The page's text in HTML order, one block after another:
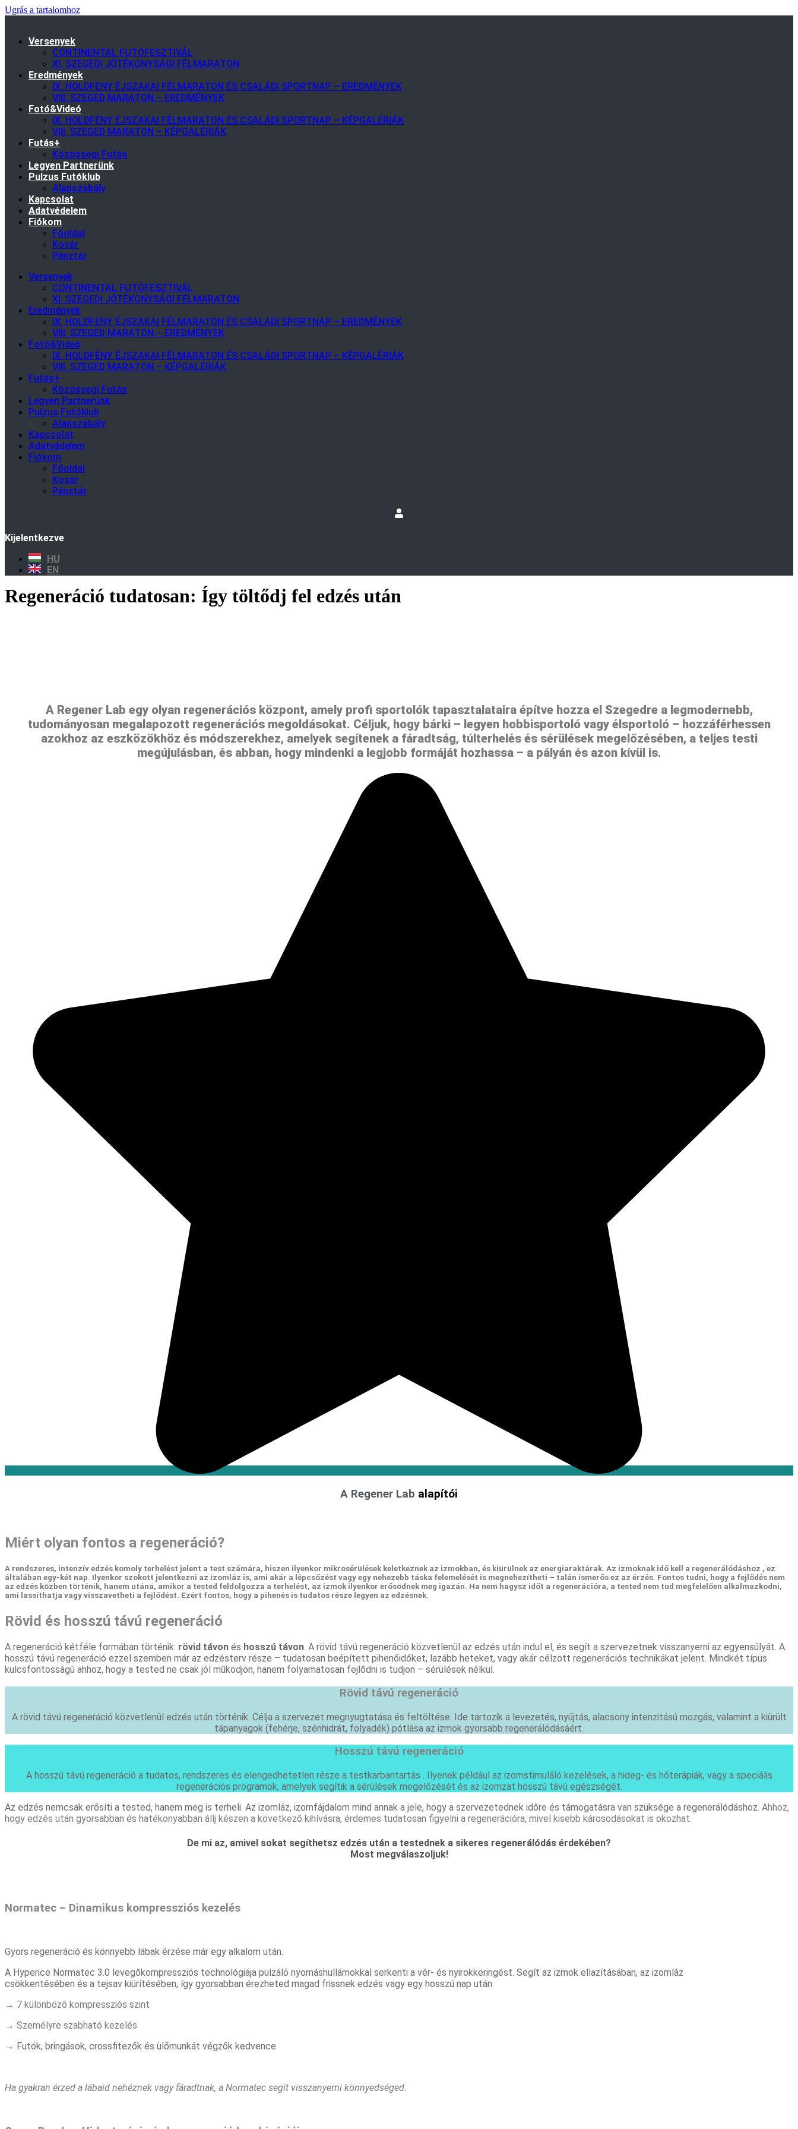
Ugrás a tartalomhoz
Versenyek
CONTINENTAL FUTÓFESZTIVÁL
XI. SZEGEDI JÓTÉKONYSÁGI FÉLMARATON
Eredmények
IX. HOLDFENY ÉJSZAKAI FÉLMARATON ÉS CSALÁDI SPORTNAP – EREDMÉNYEK
VIII. SZEGED MARATON – EREDMÉNYEK
Fotó&Videó
IX. HOLDFÉNY ÉJSZAKAI FÉLMARATON ÉS CSALÁDI SPORTNAP – KÉPGALÉRIÁK
VIII. SZEGED MARATON – KÉPGALÉRIÁK
Futás+
Közössegi Futás
Legyen Partnerünk
Pulzus Futóklub
Alapszabály
Kapcsolat
Adatvédelem
Fiókom
Főoldal
Kosár
Pénztár
Versenyek
CONTINENTAL FUTÓFESZTIVÁL
XI. SZEGEDI JÓTÉKONYSÁGI FÉLMARATON
Eredmények
IX. HOLDFENY ÉJSZAKAI FÉLMARATON ÉS CSALÁDI SPORTNAP – EREDMÉNYEK
VIII. SZEGED MARATON – EREDMÉNYEK
Fotó&Videó
IX. HOLDFÉNY ÉJSZAKAI FÉLMARATON ÉS CSALÁDI SPORTNAP – KÉPGALÉRIÁK
VIII. SZEGED MARATON – KÉPGALÉRIÁK
Futás+
Közössegi Futás
Legyen Partnerünk
Pulzus Futóklub
Alapszabály
Kapcsolat
Adatvédelem
Fiókom
Főoldal
Kosár
Pénztár
Kijelentkezve
HU
EN
Regeneráció tudatosan: Így töltődj fel edzés után
A Regener Lab egy olyan regenerációs központ, amely profi sportolók tapasztalataira építve hozza el Szegedre a legmodernebb,
tudományosan megalapozott regenerációs megoldásokat. Céljuk, hogy bárki – legyen hobbisportoló vagy élsportoló – hozzáférhessen
azokhoz az eszközökhöz és módszerekhez, amelyek segítenek a fáradtság, túlterhelés és sérülések megelőzésében, a teljes testi
megújulásban, és abban, hogy mindenki a legjobb formáját hozhassa – a pályán és azon kívül is.
A Regener Lab alapítói
Miért olyan fontos a regeneráció?
A rendszeres, intenzív edzés komoly terhelést jelent a test számára, hiszen ilyenkor mikrosérülések keletkeznek az izmokban, és kiürülnek az energiaraktárak. Az izmoknak idő kell a regenerálódáshoz , ez
általában egy-két nap. Ilyenkor szokott jelentkezni az izomláz is, ami akár a lépcsőzést vagy egy nehezebb táska felemelését is megnehezítheti – talán ismerős ez az érzés. Fontos tudni, hogy a fejlődés nem
az edzés közben történik, hanem utána, amikor a tested feldolgozza a terhelést, az izmok ilyenkor erősödnek meg igazán. Ha nem hagysz időt a regenerációra, a tested nem tud megfelelően alkalmazkodni,
ami lassíthatja vagy visszavetheti a fejlődést. Ezért fontos, hogy a pihenés is tudatos része legyen az edzésnek.
Rövid és hosszú távú regeneráció
A regeneráció kétféle formában történik: rövid távon és hosszú távon. A rövid távú regeneráció közvetlenül az edzés után indul el, és segít a szervezetnek visszanyerni az egyensúlyát. A
hosszú távú regeneráció ezzel szemben már az edzésterv része – tudatosan beépített pihenőidőket, lazább heteket, vagy akár célzott regenerációs technikákat jelent. Mindkét típus
kulcsfontosságú ahhoz, hogy a tested ne csak jól működjön, hanem folyamatosan fejlődni is tudjon – sérülések nélkül.
Rövid távú regeneráció
A rövid távú regeneráció közvetlenül edzés után történik. Célja a szervezet megnyugtatása és feltöltése. Ide tartozik a levezetés, nyújtás, alacsony intenzitású mozgás, valamint a kiürült
tápanyagok (fehérje, szénhidrát, folyadék) pótlása az izmok gyorsabb regenerálódásáért.
Hosszú távú regeneráció
A hosszú távú regeneráció a tudatos, rendszeres és elengedhetetlen része a testkarbantartás . Ilyenek például az izomstimuláló kezelések, a hideg- és hőterápiák, vagy a speciális
regenerációs programok, amelyek segítik a sérülések megelőzését és az izomzat hosszú távú egészségét.
Az edzés nemcsak erősíti a tested, hanem meg is terheli. Az izomláz, izomfájdalom mind annak a jele, hogy a szervezetednek időre és támogatásra van szüksége a regenerálódáshoz. Ahhoz,
hogy edzés után gyorsabban és hatékonyabban állj készen a következő kihívásra, érdemes tudatosan figyelni a regenerációra, mivel kisebb károsodásokat is okozhat.
De mi az, amivel sokat segíthetsz edzés után a testednek a sikeres regenerálódás érdekében?
Most megválaszoljuk!
Normatec – Dinamikus kompressziós kezelés
Gyors regeneráció és könnyebb lábak érzése már egy alkalom után.
A Hyperice Normatec 3.0 levegőkompressziós technológiája pulzáló nyomáshullámokkal serkenti a vér- és nyirokkeringést. Segít az izmok ellazításában, az izomláz
csökkentésében és a tejsav kiürítésében, így gyorsabban érezheted magad frissnek edzés vagy egy hosszú nap után.
→ 7 különböző kompressziós szint
→ Személyre szabható kezelés
→ Futók, bringások, crossfitezők és ülőmunkát végzők kedvence
Ha gyakran érzed a lábaid nehéznek vagy fáradtnak, a Normatec segít visszanyerni könnyedséged.